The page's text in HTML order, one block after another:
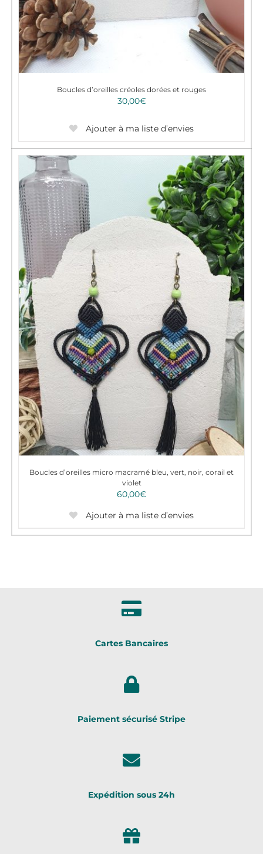
Boucles d’oreilles créoles dorées et rouges
30,00€
Ajouter à ma liste d’envies
Boucles d’oreilles micro macramé bleu, vert, noir, corail et
violet
60,00€
Ajouter à ma liste d’envies
Cartes Bancaires
Paiement sécurisé Stripe
Expédition sous 24h